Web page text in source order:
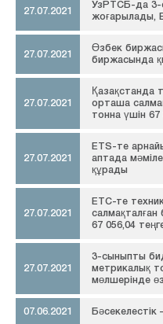
27.07.2021
УзРТСБ-да 3-
жоғарылады,
27.07.2021
Өзбек
биржасында
27.07.2021
Қазақстанда
орташа
тонна үшін 67
27.07.2021
ETS-те
аптада
құрады
27.07.2021
ЕТС-те
салмақталған
67 056,04
27.07.2021
3-сыныпты
метрикалық
мөлшерінде
07.06.2021